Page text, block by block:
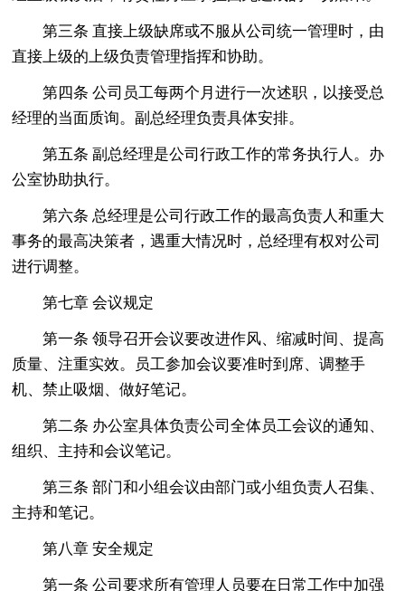
第三条 直接上级缺席或不服从公司统一管理时，由
直接上级的上级负责管理指挥和协助。
第四条 公司员工每两个月进行一次述职，以接受总
经理的当面质询。副总经理负责具体安排。
第五条 副总经理是公司行政工作的常务执行人。办
公室协助执行。
第六条 总经理是公司行政工作的最高负责人和重大
事务的最高决策者，遇重大情况时，总经理有权对公司
进行调整。
第七章 会议规定
第一条 领导召开会议要改进作风、缩减时间、提高
质量、注重实效。员工参加会议要准时到席、调整手
机、禁止吸烟、做好笔记。
第二条 办公室具体负责公司全体员工会议的通知、
组织、主持和会议笔记。
第三条 部门和小组会议由部门或小组负责人召集、
主持和笔记。
第八章 安全规定
第一条 公司要求所有管理人员要在日常工作中加强